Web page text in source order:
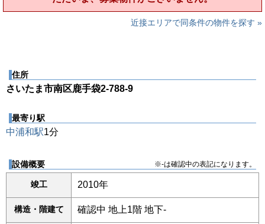
近接エリアで同条件の物件を探す »
住所
さいたま市南区鹿手袋2-788-9
最寄り駅
中浦和駅1分
設備概要 ※-は確認中の表記になります。
竣工 2010年
構造・階建て 確認中 地上1階 地下-